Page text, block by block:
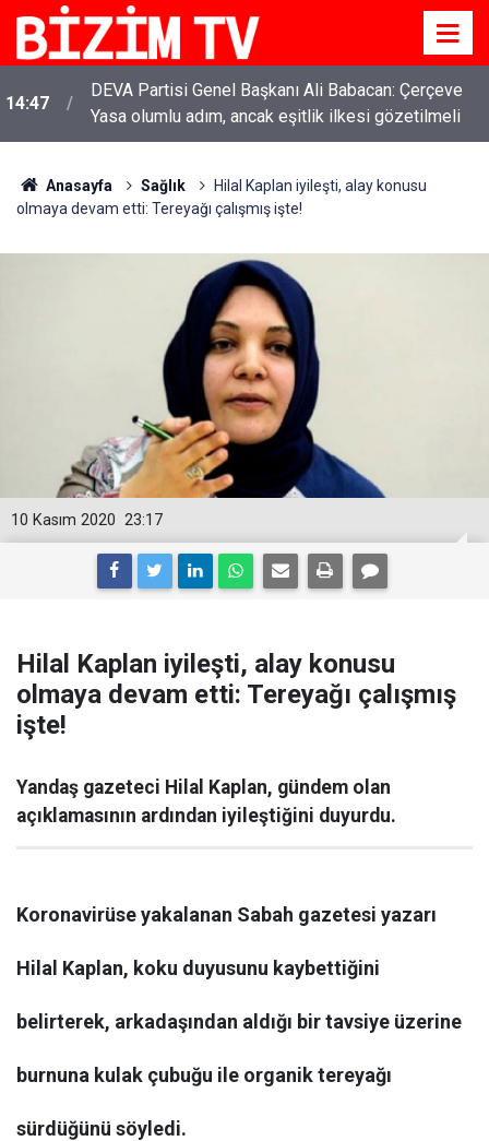
14:47
DEVA Partisi Genel Başkanı Ali Babacan: Çerçeve
Yasa olumlu adım, ancak eşitlik ilkesi gözetilmeli
Anasayfa Sağlık
Hilal Kaplan iyileşti, alay konusu
olmaya devam etti: Tereyağı çalışmış işte!
23:17
10 Kasım 2020
Hilal Kaplan iyileşti, alay konusu
olmaya devam etti: Tereyağı çalışmış
işte!
Yandaş gazeteci Hilal Kaplan, gündem olan
açıklamasının ardından iyileştiğini duyurdu.
Koronavirüse yakalanan Sabah gazetesi yazarı
Hilal Kaplan, koku duyusunu kaybettiğini
belirterek, arkadaşından aldığı bir tavsiye üzerine
burnuna kulak çubuğu ile organik tereyağı
sürdüğünü söyledi.